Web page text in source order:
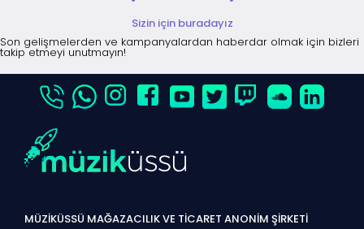
Sizin için buradayız
Son gelişmelerden ve kampanyalardan haberdar olmak için bizleri
takip etmeyi unutmayın!
MÜZİKÜSSÜ MAĞAZACILIK VE TİCARET ANONİM ŞİRKETİ